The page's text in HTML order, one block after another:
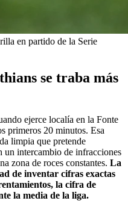
en partido de la Serie
se traba más
ejerce localía en la Fonte
primeros 20 minutos. Esa
limpia que pretende
un intercambio de infracciones
zona de roces constantes. La
de inventar cifras exactas
la cifra de
la media de la liga.